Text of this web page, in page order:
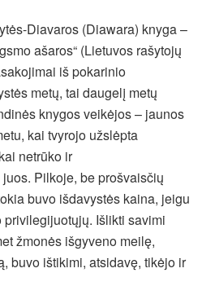
Diavaros (Diawara) knyga –
ašaros“ (Lietuvos rašytojų
iš pokarinio
metų, tai daugelį metų
knygos veikėjos – jaunos
kai tvyrojo užslėpta
netrūko ir
Pilkoje, be prošvaisčių
buvo išdavystės kaina, jeigu
privilegijuotųjų. Išlikti savimi
žmonės išgyveno meilę,
buvo ištikimi, atsidavę, tikėjo ir